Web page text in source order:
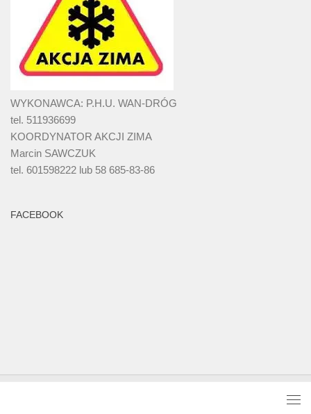
WYKONAWCA: P.H.U. WAN-DRÓG
tel. 511936699
KOORDYNATOR AKCJI ZIMA
Marcin SAWCZUK
tel. 601598222 lub 58 685-83-86
FACEBOOK